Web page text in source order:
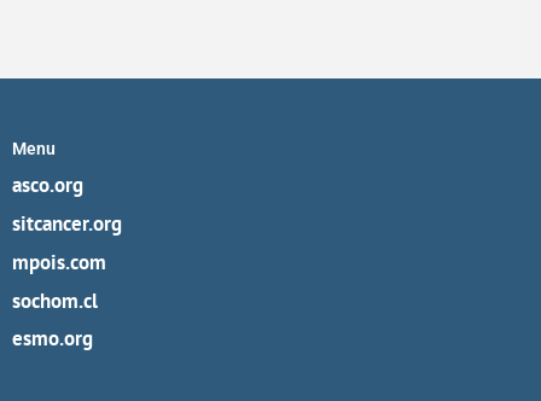
Menu
asco.org
sitcancer.org
mpois.com
sochom.cl
esmo.org